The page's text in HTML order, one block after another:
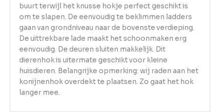
buurt terwijl het knusse hokje perfect geschikt is
om te slapen. De eenvoudig te beklimmen ladders
gaan van grondniveau naar de bovenste verdieping.
De uittrekbare lade maakt het schoonmaken erg
eenvoudig. De deuren sluiten makkelijk. Dit
dierenhok is uitermate geschikt voor kleine
huisdieren. Belangrijke opmerking: wij raden aan het
konijnenhok overdekt te plaatsen. Zo gaat het hok
langer mee.